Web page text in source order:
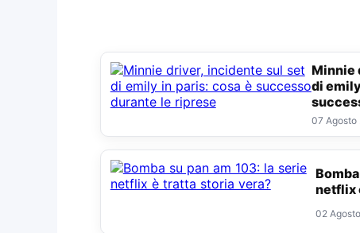
Minnie driver, incidente sul set
di
07 Agosto
Bomba su pan am 103: la serie
netflix
02